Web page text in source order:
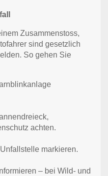
Zusammenstoss,
sind gesetzlich
So gehen Sie
achten.
markieren.
– bei Wild- und